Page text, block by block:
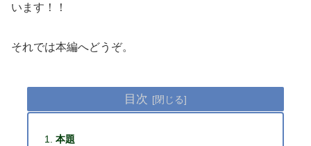
います！！
それでは本編へどうぞ。
目次
本題